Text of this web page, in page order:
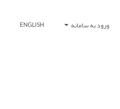
ورود به سامانه ENGLISH